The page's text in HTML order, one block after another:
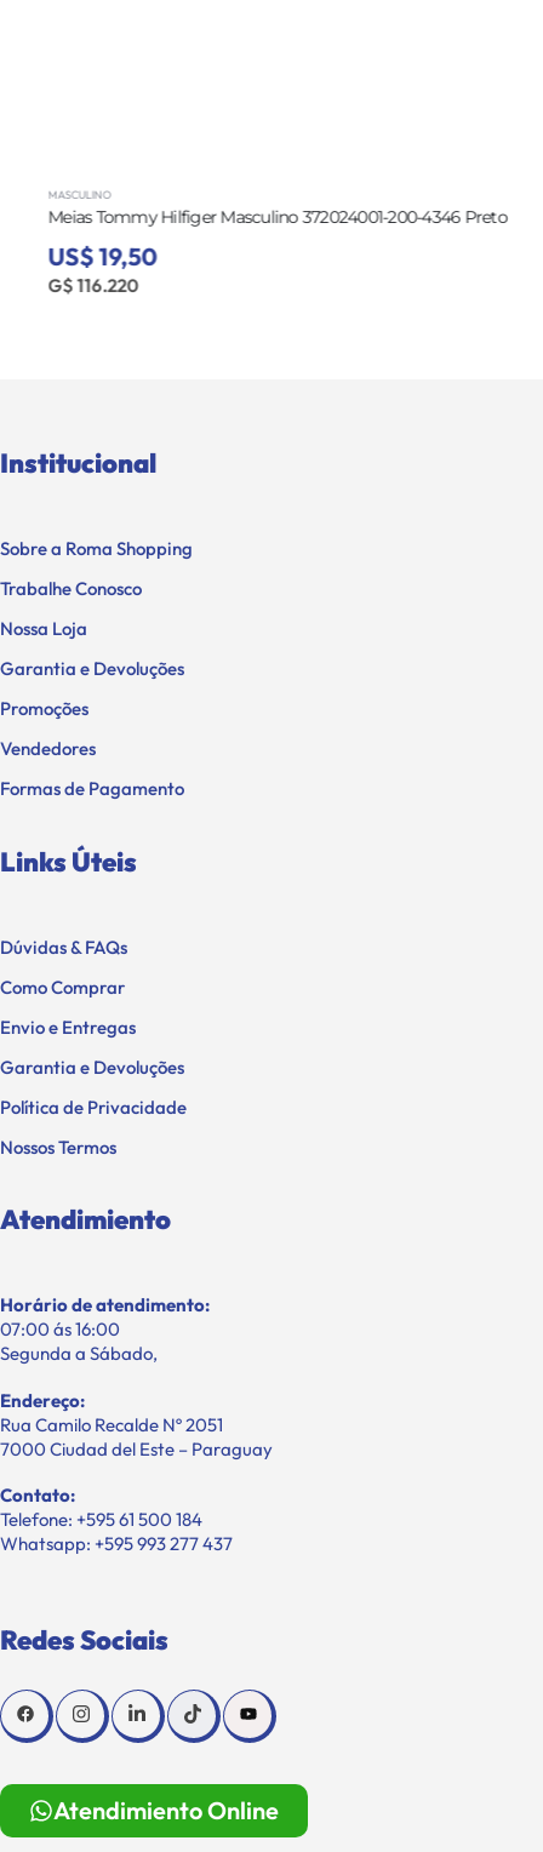
MASCULINO
Meias Tommy Hilfiger Masculino 372024001-200-4346 Preto
US$ 19,50
G$ 116.220
Institucional
Sobre a Roma Shopping
Trabalhe Conosco
Nossa Loja
Garantia e Devoluções
Promoções
Vendedores
Formas de Pagamento
Links Úteis
Dúvidas & FAQs
Como Comprar
Envio e Entregas
Garantia e Devoluções
Política de Privacidade
Nossos Termos
Atendimiento
Horário de atendimento:
07:00 ás 16:00
Segunda a Sábado,
Endereço:
Rua Camilo Recalde Nº 2051
7000 Ciudad del Este – Paraguay
Contato:
Telefone: +595 61 500 184
Whatsapp: +595 993 277 437
Redes Sociais
Atendimiento Online